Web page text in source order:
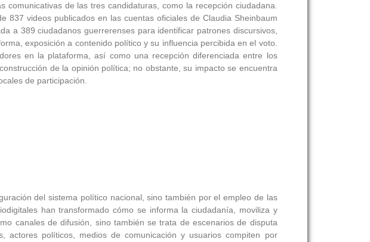
de las tres candidaturas, como la recepción ciudadana.
837 videos publicados en las cuentas oficiales de Claudia Sheinbaum
a 389 ciudadanos guerrerenses para identificar patrones discursivos,
exposición a contenido político y su influencia percibida en el voto.
en la plataforma, así como una recepción diferenciada entre los
de la opinión política; no obstante, su impacto se encuentra
de participación.
del sistema político nacional, sino también por el empleo de las
han transformado cómo se informa la ciudadanía, moviliza y
canales de difusión, sino también se trata de escenarios de disputa
actores políticos, medios de comunicación y usuarios compiten por